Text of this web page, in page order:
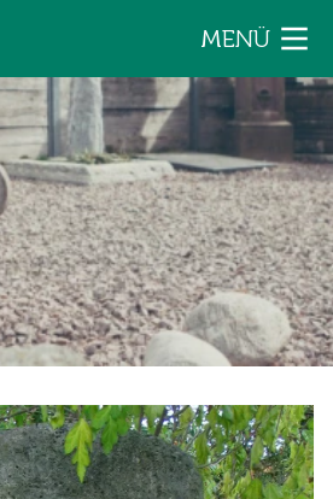
MENÜ